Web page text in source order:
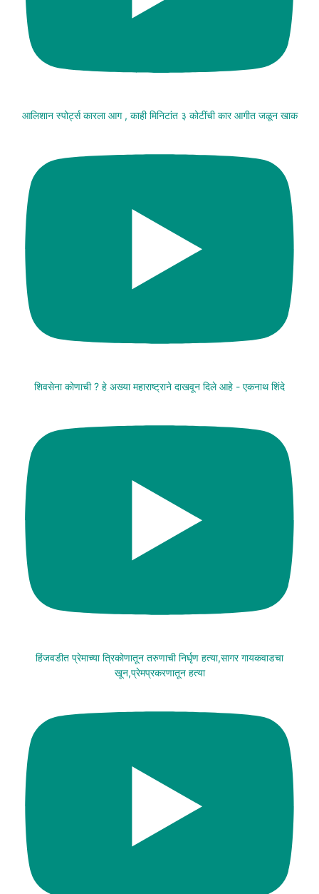
आलिशान स्पोर्ट्स कारला आग , काही मिनिटांत ३ कोटींची कार आगीत जळून खाक
शिवसेना कोणाची ? हे अख्या महाराष्ट्राने दाखवून दिले आहे - एकनाथ शिंदे
हिंजवडीत प्रेमाच्या त्रिकोणातून तरुणाची निर्घृण हत्या,सागर गायकवाडचा
खून,प्रेमप्रकरणातून हत्या